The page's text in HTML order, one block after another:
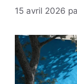
15 avril 2026